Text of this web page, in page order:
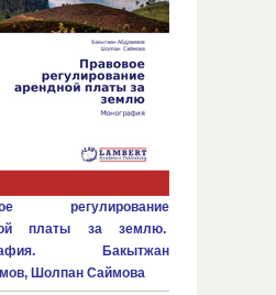
регулирование
платы за землю.
Бакытжан
Шолпан Саймова